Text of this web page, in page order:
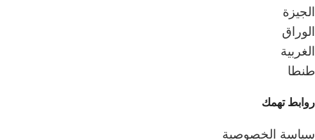
الجيزة
الوراق
الغربية
طنطا
روابط تهمك
سياسة الخصوصية